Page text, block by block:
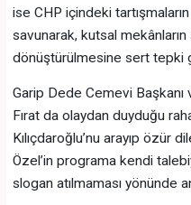
ise CHP içindeki tartışmaların
savunarak, kutsal
dönüştürülmesine sert tepki
Garip Dede Cemevi
Fırat da olaydan duyduğu
Kılıçdaroğlu’nu arayıp özür
Özel’in programa kendi
slogan atılmaması yönünde